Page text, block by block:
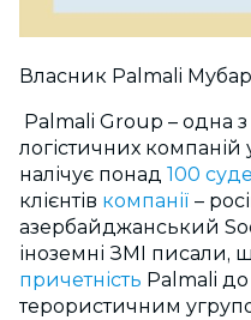
Власник Palmali
Palmali Group – одна
логістичних компаній
налічує понад 100
клієнтів компанії –
азербайджанський
іноземні ЗМІ писали,
причетність Palmali до
терористичним